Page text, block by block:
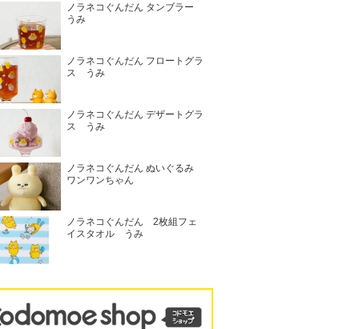
ノラネコぐんだん タンブラー
うみ
ノラネコぐんだん フロートグラ
ス うみ
ノラネコぐんだん デザートグラ
ス うみ
ノラネコぐんだん ぬいぐるみ
ワンワンちゃん
ノラネコぐんだん 2枚組フェ
イスタオル うみ